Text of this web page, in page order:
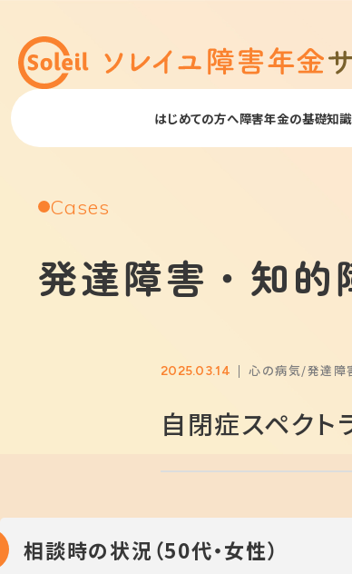
はじめての方へ障害年金の基礎知識
Cases
発達障害・知的
2025.03.14 心の病気 発達障
自閉症スペク
相談時の状況（50代・女性）